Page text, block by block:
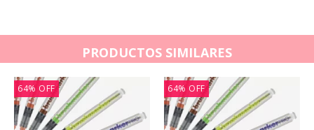
PRODUCTOS SIMILARES
64% OFF 64% OFF